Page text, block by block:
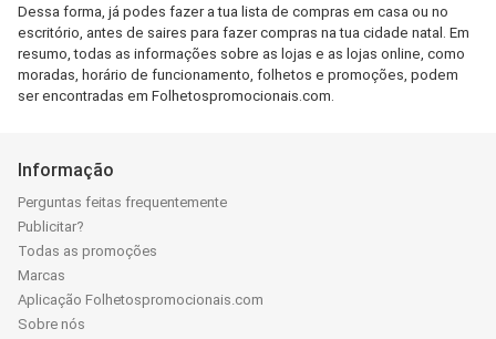
Dessa forma, já podes fazer a tua lista de compras em casa ou no
escritório, antes de saires para fazer compras na tua cidade natal. Em
resumo, todas as informações sobre as lojas e as lojas online, como
moradas, horário de funcionamento, folhetos e promoções, podem
ser encontradas em Folhetospromocionais.com.
Informação
Perguntas feitas frequentemente
Publicitar?
Todas as promoções
Marcas
Aplicação Folhetospromocionais.com
Sobre nós